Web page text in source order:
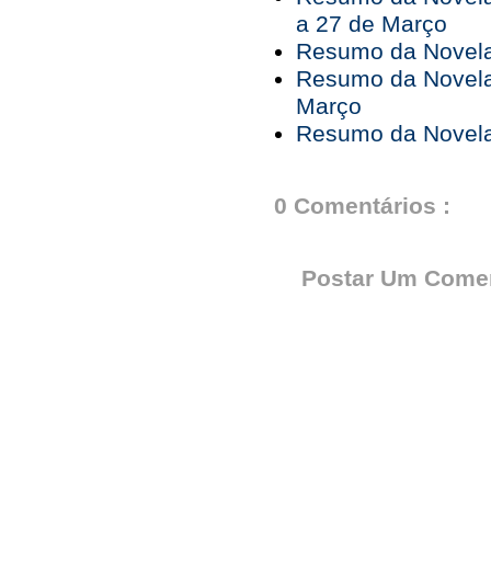
a 27 de Março
Resumo da
Resumo da
Março
Resumo da
0 Comentários :
Postar Um